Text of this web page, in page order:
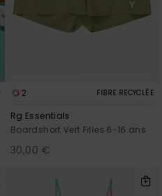
2 FIBRE RECYCLÉE
Rg Essentials
Boardshort Vert Filles 6-16 ans
30,00 €